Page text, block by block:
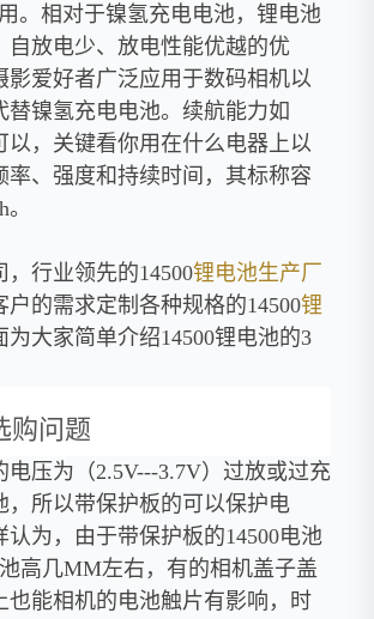
。相对于镍氢充电电池，锂电池
自放电少、放电性能优越的优
影爱好者广泛应用于数码相机以
替镍氢充电电池。续航能力如
以，关键看你用在什么电器上以
率、强度和持续时间，其标称容
，行业领先的14500锂电池生产厂
户的需求定制各种规格的14500锂
为大家简单介绍14500锂电池的3
购问题
电压为（2.5V---3.7V）过放或过充
，所以带保护板的可以保护电
认为，由于带保护板的14500电池
高几MM左右，有的相机盖子盖
也能相机的电池触片有影响，时